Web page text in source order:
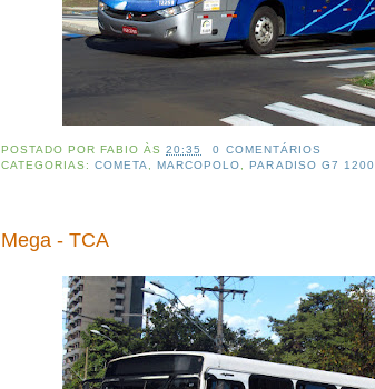
POSTADO PORFABIO ÀS20:35
0 COMENTÁRIOS
CATEGORIAS:COMETA ,MARCOPOLO ,PARADISO G7 1200
Mega - TCA